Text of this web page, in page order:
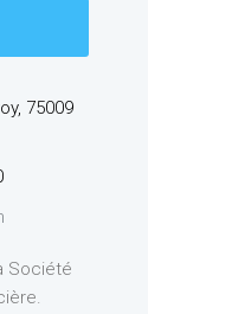
75009
Société